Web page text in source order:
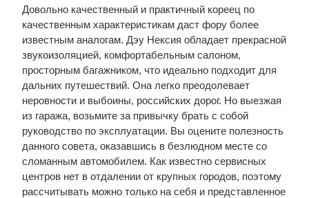
Довольно качественный и практичный кореец по
качественным характеристикам даст фору более
известным аналогам. Дэу Нексия обладает прекрасной
звукоизоляцией, комфортабельным салоном,
просторным багажником, что идеально подходит для
дальних путешествий. Она легко преодолевает
неровности и выбоины, российских дорог. Но выезжая
из гаража, возьмите за привычку брать с собой
руководство по эксплуатации. Вы оцените полезность
данного совета, оказавшись в безлюдном месте со
сломанным автомобилем. Как известно сервисных
центров нет в отдалении от крупных городов, поэтому
рассчитывать можно только на себя и представленное